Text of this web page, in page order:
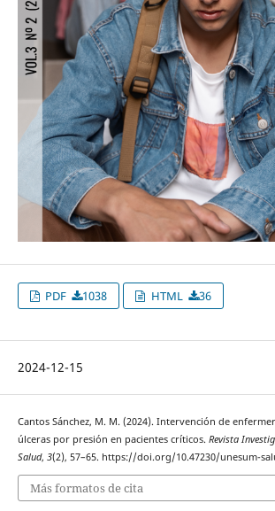
PDF 1038 HTML 36
2024-12-15
Cantos Sánchez, M. M. (2024). Intervención de
úlceras por presión en pacientes críticos. Revista
Salud, 3(2), 57–65. https://doi.org/10.47230/unesum-
Más formatos de cita